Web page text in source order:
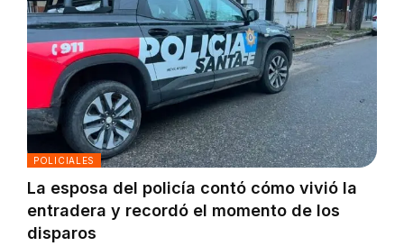
POLICIALES
La esposa del policía contó cómo vivió la
entradera y recordó el momento de los
disparos